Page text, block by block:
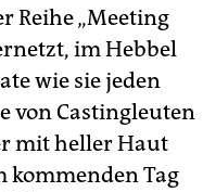
Reihe „Meeting
im Hebbel
wie sie jeden
von Castingleuten
mit heller Haut
kommenden Tag